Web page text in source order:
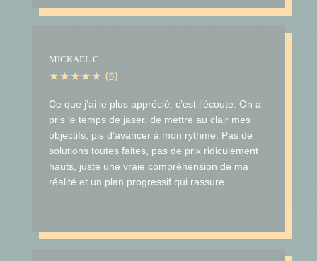
MICKAEL C.
★★★★★ (5)
Ce que j’ai le plus apprécié, c’est l’écoute. On a
pris le temps de jaser, de mettre au clair mes
objectifs, pis d’avancer à mon rythme. Pas de
solutions toutes faites, pas de prix ridiculement
hauts, juste une vraie compréhension de ma
réalité et un plan progressif qui rassure.